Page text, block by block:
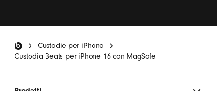
sondaggi.*
ISCRIVITI
Custodie per iPhone
Custodia Beats per iPhone 16 con MagSafe